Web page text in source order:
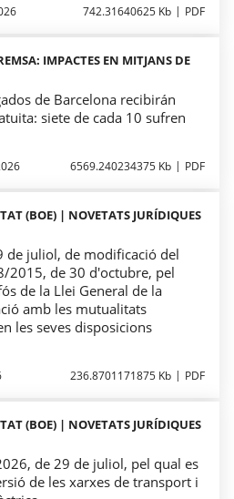
742.31640625 Kb PDF
IMPACTES EN MITJANS DE
de Barcelona recibirán
siete de cada 10 sufren
6569.240234375 Kb PDF
(BOE) | NOVETATS JURÍDIQUES
de juliol, de modificació del
2015, de 30 d'octubre, pel
de la Llei General de la
amb les mutualitats
les seves disposicions
236.8701171875 Kb PDF
(BOE) | NOVETATS JURÍDIQUES
de 29 de juliol, pel qual es
de les xarxes de transport i